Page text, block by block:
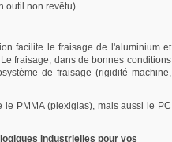
outil non revêtu).
facilite le fraisage de l'aluminium et
fraisage, dans de bonnes conditions
de fraisage (rigidité machine,
le PMMA (plexiglas), mais aussi le PC
industrielles pour vos